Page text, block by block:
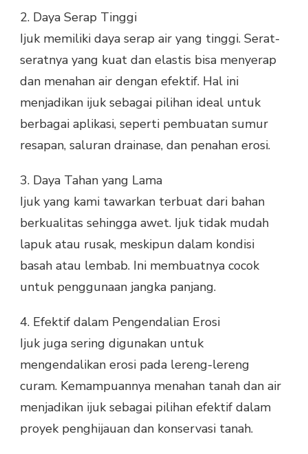
2. Daya Serap Tinggi
Ijuk memiliki daya serap air yang tinggi. Serat-
seratnya yang kuat dan elastis bisa menyerap
dan menahan air dengan efektif. Hal ini
menjadikan ijuk sebagai pilihan ideal untuk
berbagai aplikasi, seperti pembuatan sumur
resapan, saluran drainase, dan penahan erosi.
3. Daya Tahan yang Lama
Ijuk yang kami tawarkan terbuat dari bahan
berkualitas sehingga awet. Ijuk tidak mudah
lapuk atau rusak, meskipun dalam kondisi
basah atau lembab. Ini membuatnya cocok
untuk penggunaan jangka panjang.
4. Efektif dalam Pengendalian Erosi
Ijuk juga sering digunakan untuk
mengendalikan erosi pada lereng-lereng
curam. Kemampuannya menahan tanah dan air
menjadikan ijuk sebagai pilihan efektif dalam
proyek penghijauan dan konservasi tanah.